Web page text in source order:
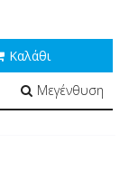
Καλάθι
Μεγένθυση